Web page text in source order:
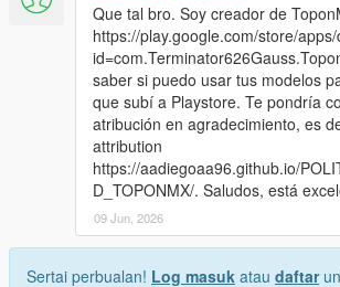
Que tal bro. Soy creador de
https://play.google.com/store/
saber si puedo usar tus modelos
que subí a Playstore. Te pondría
atribución en agradecimiento, es
attribution
https://aadiegoaa96.github.io/
D_TOPONMX/. Saludos, está
09 Jun, 2026
Sertai perbualan! Log masuk atau daftar